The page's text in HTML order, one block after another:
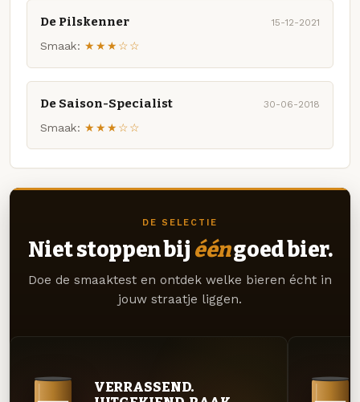
De Pilskenner 15-12-2021
Smaak: ★★★☆☆
De Saison-Specialist 30-06-2018
Smaak: ★★★☆☆
DE SELECTIE
Niet stoppen bij ééngoed bier.
Doe de smaaktest en ontdek welke bieren écht in
jouw straatje liggen.
VERRASSEND.